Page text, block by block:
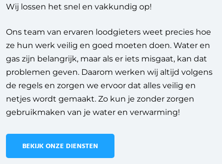
Wij lossen het snel en vakkundig op!
Ons team van ervaren loodgieters weet precies hoe
ze hun werk veilig en goed moeten doen. Water en
gas zijn belangrijk, maar als er iets misgaat, kan dat
problemen geven. Daarom werken wij altijd volgens
de regels en zorgen we ervoor dat alles veilig en
netjes wordt gemaakt. Zo kun je zonder zorgen
gebruikmaken van je water en verwarming!
BEKIJK ONZE DIENSTEN